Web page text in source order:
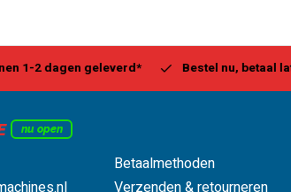
1-2 dagen geleverd* Bestel nu, betaal later
nu open
Betaalmethoden
Verzenden & retourneren